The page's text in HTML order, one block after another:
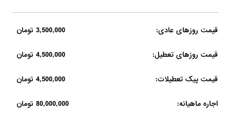
قیمت روزهای عادی: 3,500,000 تومان
قیمت روزهای تعطیل: 4,500,000 تومان
قیمت پیک تعطیلات: 4,500,000 تومان
اجاره ماهیانه: 80,000,000 تومان